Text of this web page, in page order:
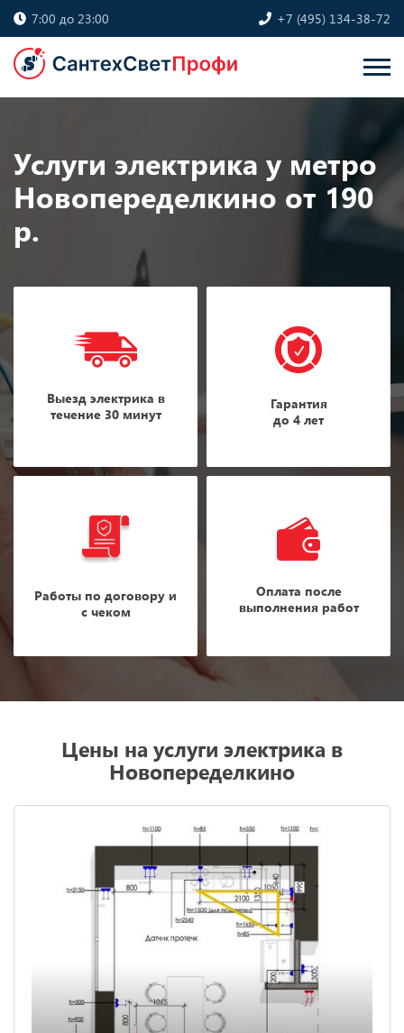
7:00 до 23:00 +7 (495) 134-38-72
Услуги электрика у метро
Новопеределкино от 190
р.
Выезд электрика в
течение 30 минут
Гарантия
до 4 лет
Работы по договору и
с чеком
Оплата после
выполнения работ
Цены на услуги электрика в
Новопеределкино